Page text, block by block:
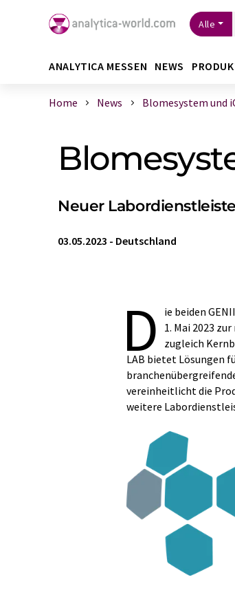
Alle
ANALYTICA MESSEN NEWS
Home News Blomesystem und
Neuer
03.05.2023 - Deutschland
D
ie beiden
1. Mai 2023
zugleich
LAB bietet Lösungen
vereinheitlicht die
weitere